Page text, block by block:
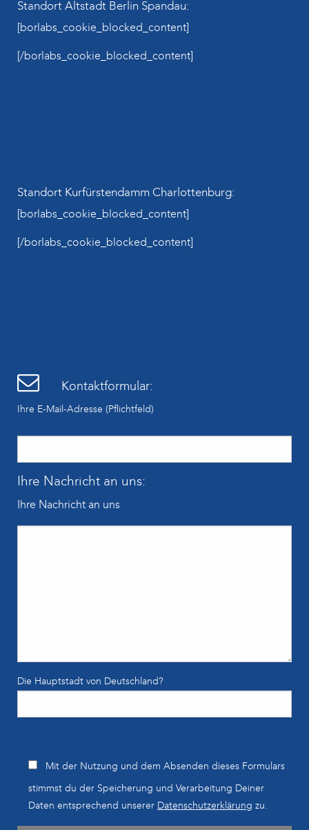
Standort Altstadt Berlin Spandau:
[borlabs_cookie_blocked_content]
[/borlabs_cookie_blocked_content]
Standort Kurfürstendamm Charlottenburg:
[borlabs_cookie_blocked_content]
[/borlabs_cookie_blocked_content]
Kontaktformular:
Ihre E-Mail-Adresse (Pflichtfeld)
Ihre Nachricht an uns:
Ihre Nachricht an uns
Die Hauptstadt von Deutschland?
e
Mit der Nutzung und dem Absenden dieses Formulars
stimmst du der Speicherung und Verarbeitung Deiner
Daten entsprechend unserer Datenschutzerklärung zu.